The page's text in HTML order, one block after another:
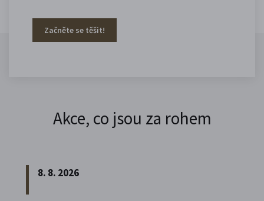
Začněte se těšit!
Akce, co jsou za rohem
8. 8. 2026